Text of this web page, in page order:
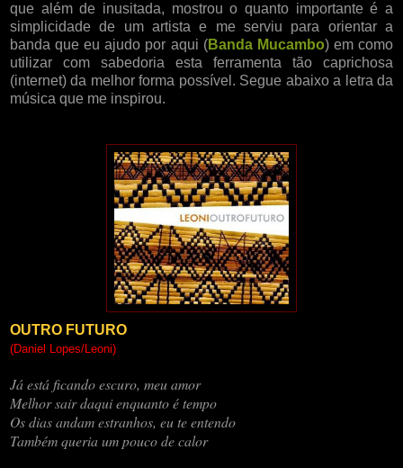
que além de inusitada, mostrou o quanto importante é a
simplicidade de um artista e me serviu para orientar a
banda que eu ajudo por aqui (Banda Mucambo) em como
utilizar com sabedoria esta ferramenta tão caprichosa
(internet) da melhor forma possível. Segue abaixo a letra da
música que me inspirou.
OUTRO FUTURO
(Daniel Lopes/Leoni)
Já está ficando escuro, meu amor
Melhor sair daqui enquanto é tempo
Os dias andam estranhos, eu te entendo
Também queria um pouco de calor